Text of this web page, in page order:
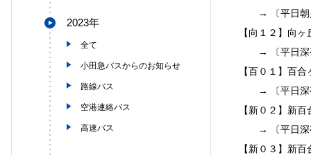
→ 〔平日朝夕
【向１２】向
→ 〔平日深夜
【百０１】百
→ 〔平日深夜
【新０２】新
→ 〔平日深
【新０３】新
2023年
全て
小田急バスからのお知らせ
路線バス
空港連絡バス
高速バス